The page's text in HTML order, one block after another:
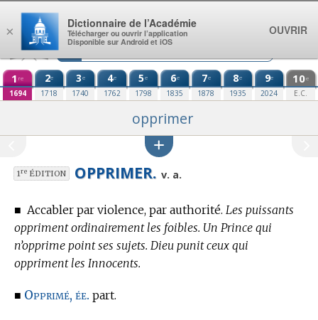
Aller au contenu
1 re
1694
2e
1718
3e
1740
4e
1762
5e
1798
6e
1835
7e
1878
8e
1935
9e
2024
10e
E.C.
opprimer
1reÉDITION OPPRIMER. v. a.
■ Accabler par violence, par authorité. Les puissants
oppriment ordinairement les foibles. Un Prince qui
n’opprime point ses sujets. Dieu punit ceux qui
oppriment les Innocents.
■ Opprimé, ée. part.
×
Dictionnaire de l’Académie
Télécharger ou ouvrir l’application
Disponible sur Android et iOS
OUVRIR